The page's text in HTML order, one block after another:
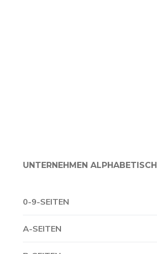
UNTERNEHMEN ALPHABETISCH
0-9-SEITEN
A-SEITEN